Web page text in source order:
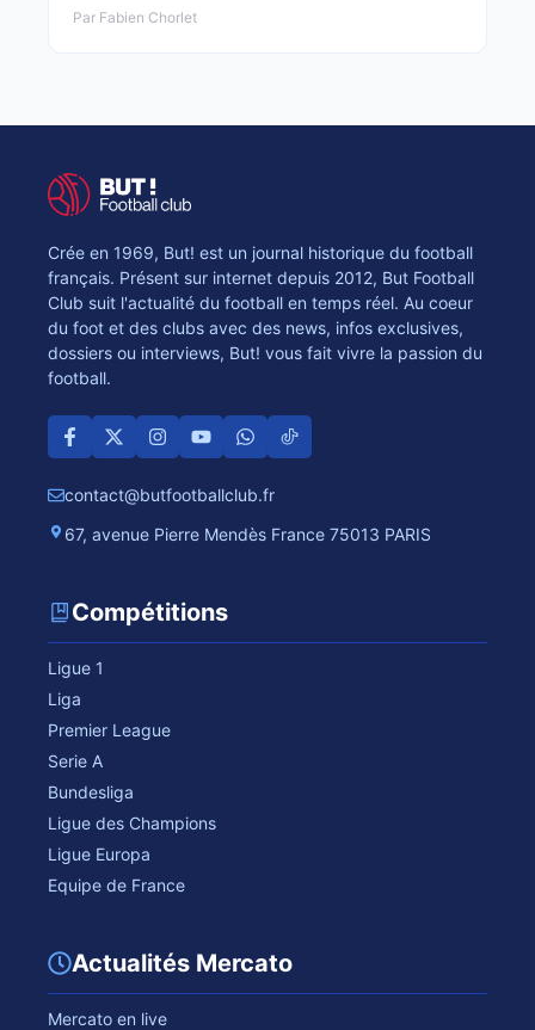
Par Fabien Chorlet
Crée en 1969, But! est un journal historique du football
français. Présent sur internet depuis 2012, But Football
Club suit l'actualité du football en temps réel. Au coeur
du foot et des clubs avec des news, infos exclusives,
dossiers ou interviews, But! vous fait vivre la passion du
football.
contact@butfootballclub.fr
67, avenue Pierre Mendès France 75013 PARIS
Compétitions
Ligue 1
Liga
Premier League
Serie A
Bundesliga
Ligue des Champions
Ligue Europa
Equipe de France
Actualités Mercato
Mercato en live